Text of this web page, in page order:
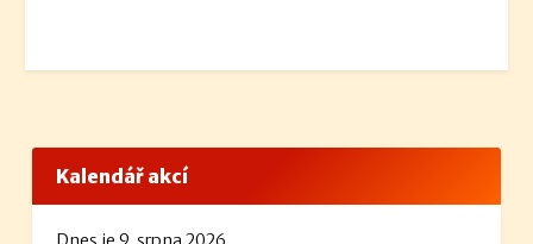
Kalendář akcí